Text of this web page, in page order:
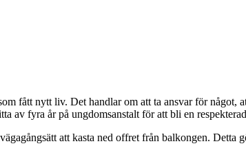
fått nytt liv. Det handlar om att ta ansvar för
av fyra år på ungdomsanstalt för att bli en
att kasta ned offret från balkongen. Detta